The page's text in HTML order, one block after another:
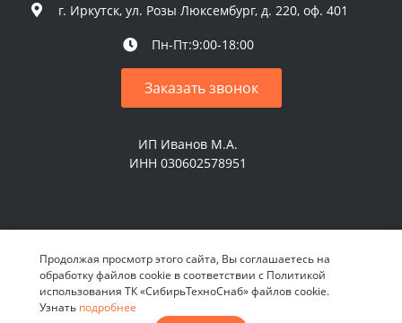
г. Иркутск, ул. Розы Люксембург, д. 220, оф. 401
Пн-Пт:9:00-18:00
Заказать звонок
ИП Иванов М.А.
ИНН 030602578951
© 2026 ИП Иванов М.А. Все права защищены
Продолжая просмотр этого сайта, Вы соглашаетесь на
обработку файлов cookie в соответствии с Политикой
использования ТК «СибирьТехноСнаб» файлов cookie.
Узнать подробнее